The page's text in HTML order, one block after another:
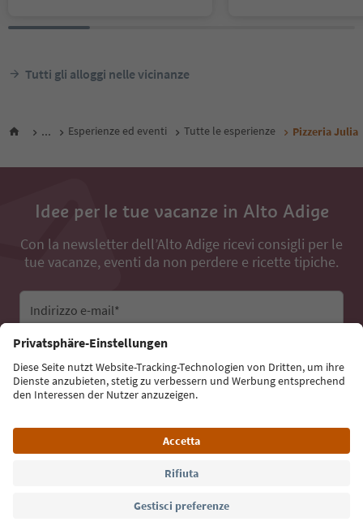
Tutti gli alloggi nelle vicinanze
... Esperienze ed eventi Tutte le esperienze Pizzeria Julia
Idee per le tue vacanze in Alto Adige
Con la newsletter dell’Alto Adige ricevi consigli per le
tue vacanze, eventi da non perdere e ricette tipiche.
Indirizzo e-mail*
Iscriviti alla newsletter